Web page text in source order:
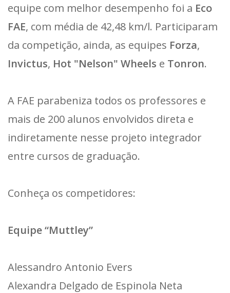
equipe com melhor desempenho foi a Eco
FAE, com média de 42,48 km/l. Participaram
da competição, ainda, as equipes Forza,
Invictus, Hot "Nelson" Wheels e Tonron.
A FAE parabeniza todos os professores e
mais de 200 alunos envolvidos direta e
indiretamente nesse projeto integrador
entre cursos de graduação.
Conheça os competidores:
Equipe “Muttley”
Alessandro Antonio Evers
Alexandra Delgado de Espinola Neta